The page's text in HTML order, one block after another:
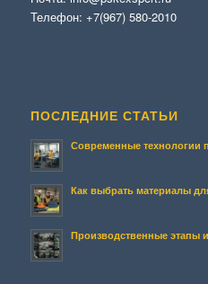
Телефон: +7(967) 580-2010
ПОСЛЕДНИЕ СТАТЬИ
Современные технологии
Как выбрать материалы
Производственные этапы